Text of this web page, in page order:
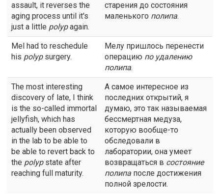
assault, it reverses the
aging process until it's
just a little polypagain.
старения до состояния
маленького полипа.
Mel had to reschedule
his polypsurgery.
Мелу пришлось перенести
операцию по удалению
полипа.
The most interesting
discovery of late, I think
is the so-called immortal
jellyfish, which has
actually been observed
in the lab to be able to
be able to revert back to
the polypstate after
reaching full maturity.
А самое интересное из
последних открытий, я
думаю, это так называемая
бессмертная медуза,
которую вообще-то
обследовали в
лаборатории, она умеет
возвращаться в состояние
полипа после достижения
полной зрелости.